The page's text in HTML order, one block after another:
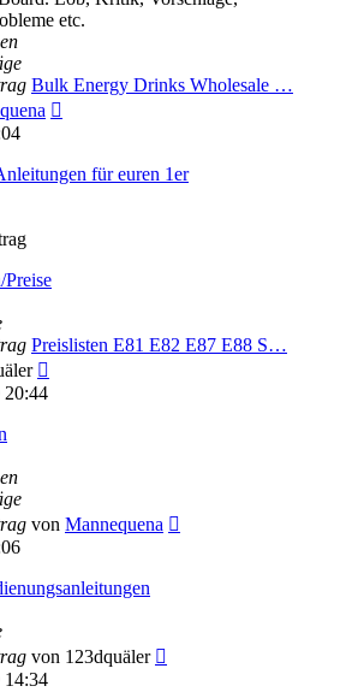
etc.
Bulk Energy Drinks Wholesale …
für euren 1er
Preise
Preislisten E81 E82 E87 E88 S…
20:44
von Mannequena
von 123dquäler
14:34